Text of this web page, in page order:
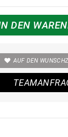
DEN
AUF DEN